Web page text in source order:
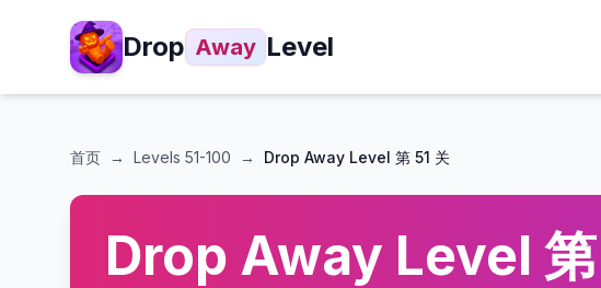
Drop Away Level
首页 → Levels 51-100 → Drop Away Level 第 51 关
Drop Away Level